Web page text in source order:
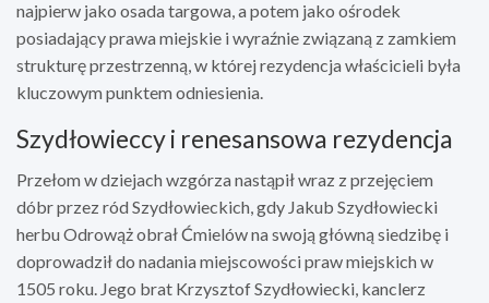
najpierw jako osada targowa, a potem jako ośrodek
posiadający prawa miejskie i wyraźnie związaną z zamkiem
strukturę przestrzenną, w której rezydencja właścicieli była
kluczowym punktem odniesienia.
Szydłowieccy i renesansowa rezydencja
Przełom w dziejach wzgórza nastąpił wraz z przejęciem
dóbr przez ród Szydłowieckich, gdy Jakub Szydłowiecki
herbu Odrowąż obrał Ćmielów na swoją główną siedzibę i
doprowadził do nadania miejscowości praw miejskich w
1505 roku. Jego brat Krzysztof Szydłowiecki, kanclerz